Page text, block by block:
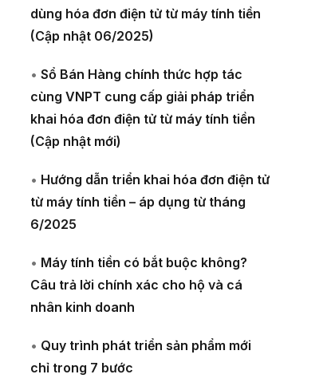
dùng hóa đơn điện tử từ máy tính tiền
(Cập nhật 06/2025)
• Sổ Bán Hàng chính thức hợp tác
cùng VNPT cung cấp giải pháp triển
khai hóa đơn điện tử từ máy tính tiền
(Cập nhật mới)
• Hướng dẫn triển khai hóa đơn điện tử
từ máy tính tiền – áp dụng từ tháng
6/2025
• Máy tính tiền có bắt buộc không?
Câu trả lời chính xác cho hộ và cá
nhân kinh doanh
• Quy trình phát triển sản phẩm mới
chỉ trong 7 bước